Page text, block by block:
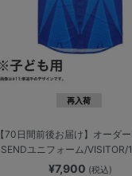
再入荷
【70日間前後お届け】オーダ
SENDユニフォーム/
¥7,900 (税込)